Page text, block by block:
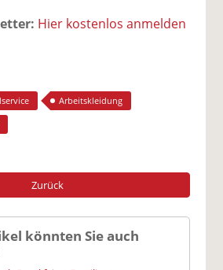
Hier kostenlos anmelden
Arbeitskleidung
Zurück
könnten Sie auch